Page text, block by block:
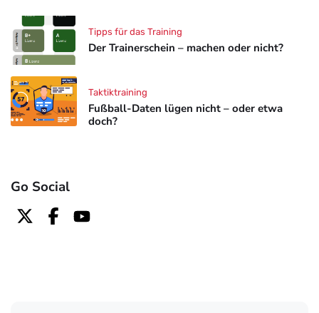
Der Trainerschein – machen oder nicht?
Tipps für das Training
Fußball-Daten lügen nicht – oder etwa
doch?
Taktiktraining
Go Social